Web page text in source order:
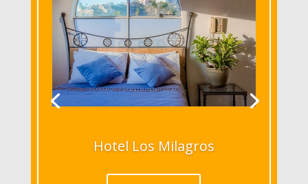
Hotel Los Milagros